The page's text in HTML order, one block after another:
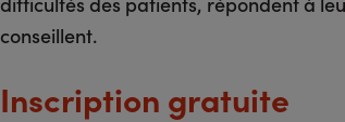
conseillent.
Inscription gratuite